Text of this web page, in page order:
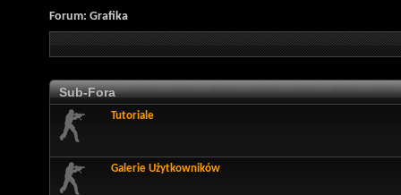
Forum: Grafika
Sub-Fora
Tutoriale
Galerie Użytkowników